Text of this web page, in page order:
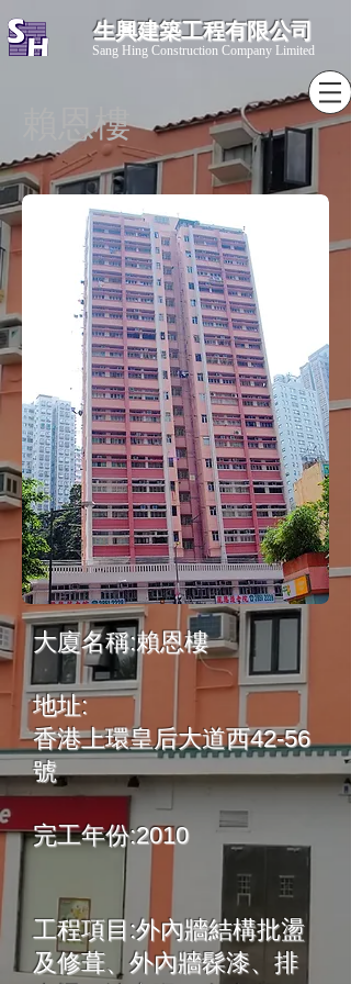
生興建築工程有限公司
​Sang Hing Construction Company Limited
賴恩樓
大廈名稱:賴恩樓
地址:
香港上環皇后大道西42-56
號
完工年份:2010
工程項目:外內牆結構批盪
及修葺、外內牆髹漆、排